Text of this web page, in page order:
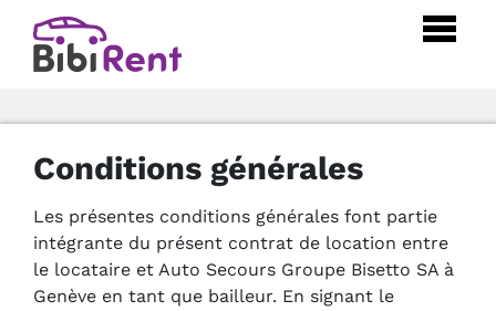
Conditions générales
Les présentes conditions générales font partie
intégrante du présent contrat de location entre
le locataire et Auto Secours Groupe Bisetto SA à
Genève en tant que bailleur. En signant le